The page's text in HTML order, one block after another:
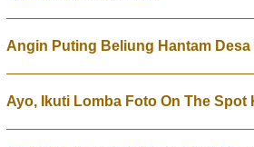
Angin Puting Beliung Hantam
Ayo, Ikuti Lomba Foto On The Spot